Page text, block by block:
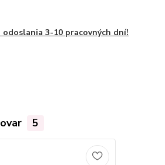
3-10 pracovných dní!
5